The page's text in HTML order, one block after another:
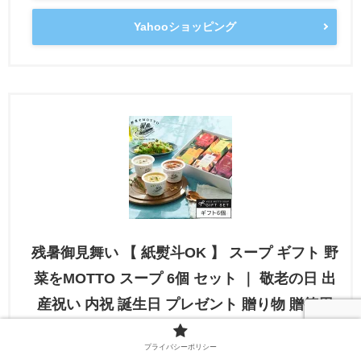
Yahooショッピング
残暑御見舞い 【 紙熨斗OK 】 スープ ギフト 野
菜をMOTTO スープ 6個 セット ｜ 敬老の日 出
産祝い 内祝 誕生日 プレゼント 贈り物 贈答用
おしゃれ 人気 レトルト 常温 国産 野菜 ｜ 熨斗
対応 のし 送料無料 配送日指定可 お返し 返礼
プライバシーポリシー